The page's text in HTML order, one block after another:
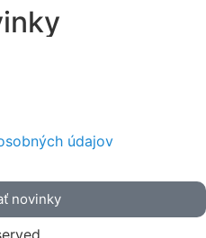
údajov
novinky